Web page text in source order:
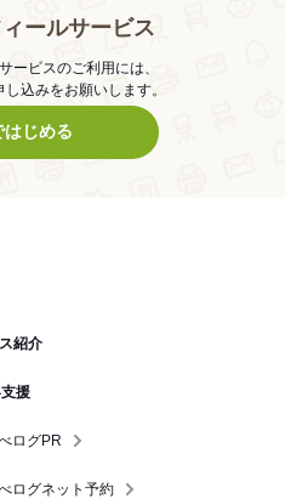
ールサービス
ービスのご利用には、
込みをお願いします。
はじめる
紹介
援
ログPR
ログネット予約